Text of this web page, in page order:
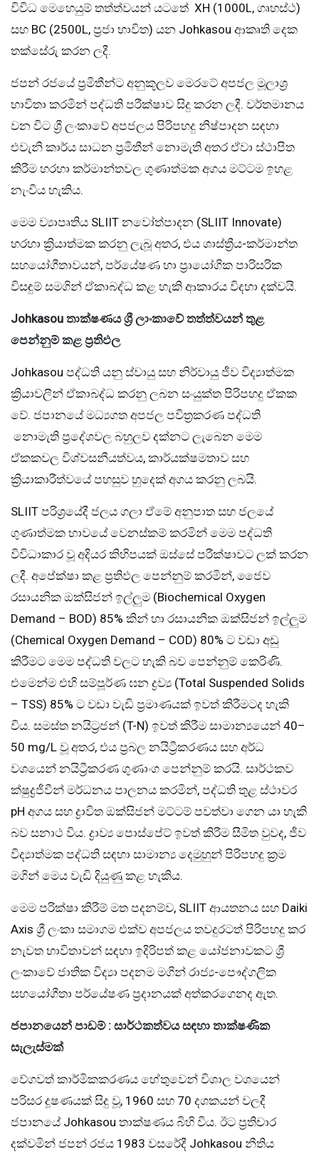
විවිධ මෙහෙයුම් තත්ත්වයන් යටතේ XH (1000L, ගෘහස්ථ)
සහ BC (2500L, ප්‍රජා භාවිත) යන Johkasou ආකෘති දෙක
තක්සේරු කරන ලදී.
ජපන් රජයේ ප්‍රමිතීන්ට අනුකූලව මෙරටේ අපජල මූලාශ්‍ර
භාවිතා කරමින් පද්ධති පරීක්ෂාව සිදු කරන ලදී. වර්තමානය
වන විට ශ්‍රී ලංකාවේ අපජලය පිරිපහදු නිෂ්පාදන සඳහා
එවැනි කාර්ය සාධන ප්‍රමිතීන් නොමැති අතර ඒවා ස්ථාපිත
කිරීම හරහා කර්මාන්තවල ගුණාත්මක අගය මට්ටම ඉහළ
නැංවිය හැකිය.
මෙම ව්‍යාපෘතිය SLIIT නවෝත්පාදන (SLIIT Innovate)
හරහා ක්‍රියාත්මක කරනු ලැබූ අතර, එය ශාස්ත්‍රීය-කර්මාන්ත
සහයෝගීතාවයන්, පර්යේෂණ හා ප්‍රායෝගික පාරිසරික
විසඳුම් සමගින් ඒකාබද්ධ කළ හැකි ආකාරය විදහා දක්වයි.
Johkasou තාක්ෂණය ශ්‍රී ලාංකාවේ තත්ත්වයන් තුළ
පෙන්නුම් කළ ප්‍රතිඵල
Johkasou පද්ධති යනු ස්වායු සහ නිර්වායු ජීව විද්‍යාත්මක
ක්‍රියාවලීන් ඒකාබද්ධ කරනු ලබන සංයුක්ත පිරිපහදු ඒකක
වේ. ජපානයේ මධ්‍යගත අපජල පවිත්‍රකරණ පද්ධති
නොමැති ප්‍රදේශවල බහුලව දක්නට ලැබෙන මෙම
ඒකකවල විශ්වසනීයත්වය, කාර්යක්ෂමතාව සහ
ක්‍රියාකාරීත්වයේ පහසුව හුදෙක් අගය කරනු ලබයි.
SLIIT පරිශ්‍රයේදී ජලය ගලා ඒමේ අනුපාත සහ ජලයේ
ගුණාත්මක භාවයේ වෙනස්කම් කරමින් මෙම පද්ධති
විවිධාකාර වූ අදියර කිහිපයක් ඔස්සේ පරීක්ෂාවට ලක් කරන
ලදී. අපේක්ෂා කළ ප්‍රතිඵල පෙන්නුම් කරමින්, ජෛව
රසායනික ඔක්සිජන් ඉල්ලුම (Biochemical Oxygen
Demand – BOD) 85% කින් හා රසායනික ඔක්සිජන් ඉල්ලුම
(Chemical Oxygen Demand – COD) 80% ට වඩා අඩු
කිරීමට මෙම පද්ධති වලට හැකි බව පෙන්නුම් කෙරිණි.
එමෙන්ම එහි සම්පූර්ණ ඝන ද්‍රව්‍ය (Total Suspended Solids
– TSS) 85% ට වඩා වැඩි ප්‍රමාණයක් ඉවත් කිරීමටද හැකි
විය. සමස්ත නයිට්‍රජන් (T-N) ඉවත් කිරීම සාමාන්‍යයෙන් 40–
50 mg/L වූ අතර, එය ප්‍රබල නයිට්‍රීකරණය සහ අර්ධ
වශයෙන් නයිට්‍රීකරණ ගුණාංග පෙන්නුම් කරයි. සාර්ථකව
ක්ෂුද්‍රජීවීන් මර්ධනය පාලනය කරමින්, පද්ධති තුළ ස්ථාවර
pH අගය සහ ද්‍රාවිත ඔක්සිජන් මට්ටම් පවත්වා ගෙන යා හැකි
බව සනාථ විය. ද්‍රාව්‍ය පොස්පේට් ඉවත් කිරීම සීමිත වුවද, ජීව
විද්‍යාත්මක පද්ධති සඳහා සාමාන්‍ය දෙමුහුන් පිරිපහදු ක්‍රම
මගින් මෙය වැඩි දියුණු කළ හැකිය.
මෙම පරික්ෂා කිරීම් මත පදනම්ව, SLIIT ආයතනය සහ Daiki
Axis ශ්‍රී ලංකා සමාගම එක්ව අපජලය තවදුරටත් පිරිපහදු කර
නැවත භාවිතාවන් සඳහා ඉදිරිපත් කළ යෝජනාවකට ශ්‍රී
ලංකාවේ ජාතික විද්‍යා පදනම මගින් රාජ්‍ය-පෞද්ගලික
සහයෝගීතා පර්යේෂණ ප්‍රදානයක් අත්කරගෙනද ඇත.
ජපානයෙන් පාඩම් : සාර්ථකත්වය සඳහා තාක්ෂණික
සැලැස්මක්
වේගවත් කාර්මිකකරණය හේතුවෙන් විශාල වශයෙන්
පරිසර දූෂණයක් සිදු වූ, 1960 සහ 70 දශකයන් වලදී
ජපානයේ Johkasou තාක්ෂණය බිහි විය. ඊට ප්‍රතිචාර
දක්වමින් ජපන් රජය 1983 වසරේදී Johkasou නීතිය